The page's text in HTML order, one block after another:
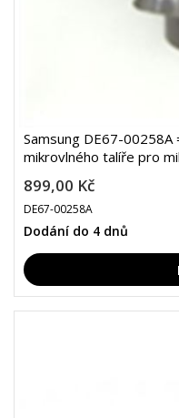
Samsung DE67-
mikrovlného talíře pro
899,00 Kč
DE67-00258A
Dodání do 4 dnů